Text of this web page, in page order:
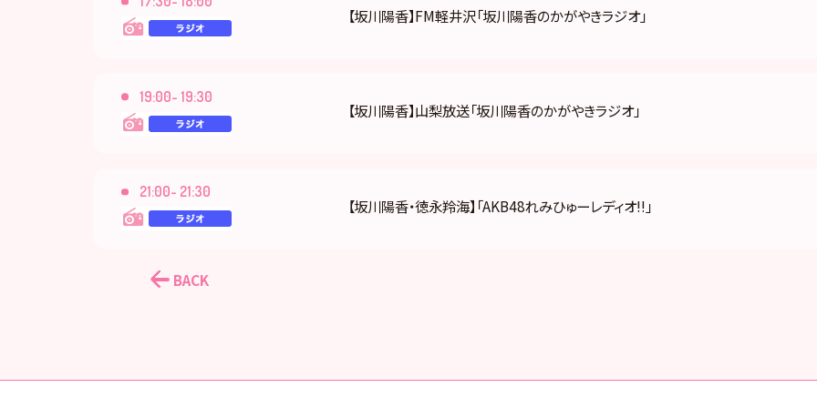
【坂川陽香】FM軽井沢「坂川陽香のかがやきラジオ」
19:00- 19:30
【坂川陽香】山梨放送「坂川陽香のかがやきラジオ」
21:00- 21:30
【坂川陽香・徳永羚海】「AKB48れみひゅーレディオ!!」
BACK